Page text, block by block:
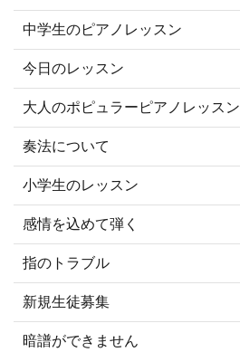
中学生のピアノレッスン
今日のレッスン
大人のポピュラーピアノレッスン
奏法について
小学生のレッスン
感情を込めて弾く
指のトラブル
新規生徒募集
暗譜ができません